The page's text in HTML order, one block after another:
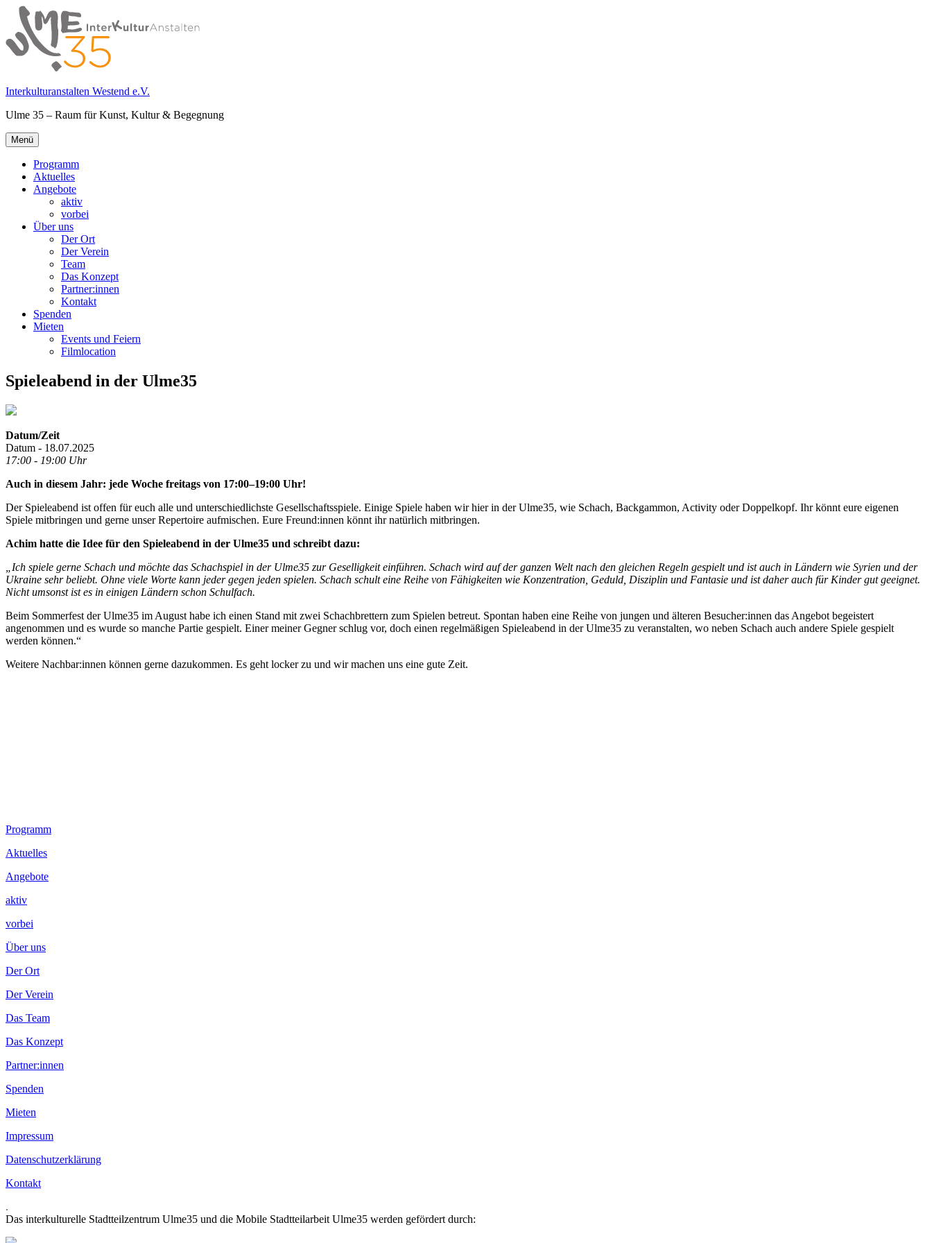
Springe
zum
Inhalt
Interkulturanstalten Westend e.V.
Ulme 35 – Raum für Kunst, Kultur & Begegnung
Primäres
Menü
Menü
Programm
Aktuelles
Angebote
aktiv
vorbei
Über uns
Der Ort
Der Verein
Team
Das Konzept
Partner:innen
Kontakt
Spenden
Mieten
Events und Feiern
Filmlocation
Spieleabend in der Ulme35
Datum/Zeit
Datum - 18.07.2025
17:00 - 19:00 Uhr
Auch in diesem Jahr: jede Woche freitags von 17:00–19:00 Uhr!
Der Spieleabend ist offen für euch alle und unterschiedlichste Gesellschaftsspiele. Einige Spiele haben wir hier in der Ulme35, wie Schach, Backgammon, Activity oder Doppelkopf. Ihr könnt eure eigenen
Spiele mitbringen und gerne unser Repertoire aufmischen. Eure Freund:innen könnt ihr natürlich mitbringen.
Achim hatte die Idee für den Spieleabend in der Ulme35 und schreibt dazu:
„Ich spiele gerne Schach und möchte das Schachspiel in der Ulme35 zur Geselligkeit einführen. Schach wird auf der ganzen Welt nach den gleichen Regeln gespielt und ist auch in Ländern wie Syrien und der
Ukraine sehr beliebt. Ohne viele Worte kann jeder gegen jeden spielen. Schach schult eine Reihe von Fähigkeiten wie Konzentration, Geduld, Disziplin und Fantasie und ist daher auch für Kinder gut geeignet.
Nicht umsonst ist es in einigen Ländern schon Schulfach.
Beim Sommerfest der Ulme35 im August habe ich einen Stand mit zwei Schachbrettern zum Spielen betreut. Spontan haben eine Reihe von jungen und älteren Besucher:innen das Angebot begeistert
angenommen und es wurde so manche Partie gespielt. Einer meiner Gegner schlug vor, doch einen regelmäßigen Spieleabend in der Ulme35 zu veranstalten, wo neben Schach auch andere Spiele gespielt
werden können.“
Weitere Nachbar:innen können gerne dazukommen. Es geht locker zu und wir machen uns eine gute Zeit.
Footer
Inhalt
Programm
Aktuelles
Angebote
aktiv
vorbei
Über uns
Der Ort
Der Verein
Das Team
Das Konzept
Partner:innen
Spenden
Mieten
Impressum
Datenschutzerklärung
Kontakt
.
Das interkulturelle Stadtteilzentrum Ulme35 und die Mobile Stadtteilarbeit Ulme35 werden gefördert durch: